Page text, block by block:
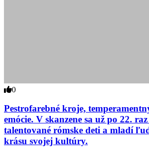
0
Pestrofarebné kroje,
emócie. V skanzene sa už po 22.
talentované rómske deti a mladí
krásu svojej kultúry.